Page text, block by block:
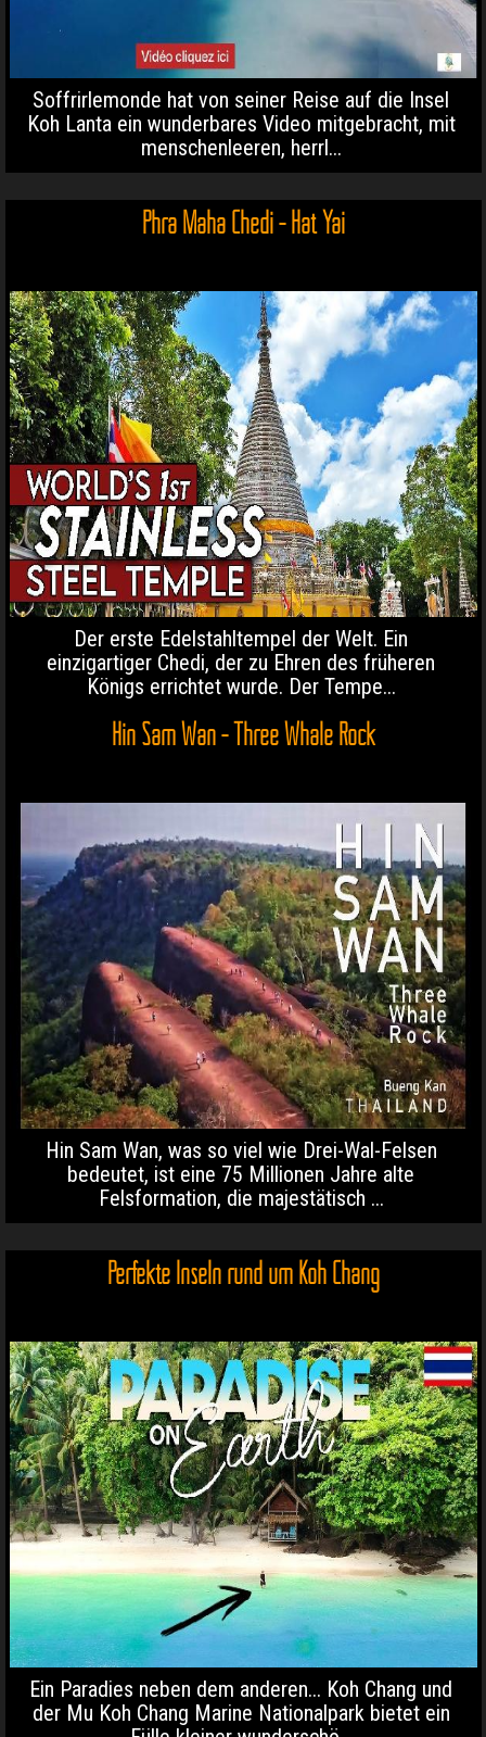
Soffrirlemonde hat von seiner Reise auf die Insel
Koh Lanta ein wunderbares Video mitgebracht, mit
menschenleeren, herrl...
Phra Maha Chedi - Hat Yai
Der erste Edelstahltempel der Welt. Ein
einzigartiger Chedi, der zu Ehren des früheren
Königs errichtet wurde. Der Tempe...
Hin Sam Wan - Three Whale Rock
Hin Sam Wan, was so viel wie Drei-Wal-Felsen
bedeutet, ist eine 75 Millionen Jahre alte
Felsformation, die majestätisch ...
Perfekte Inseln rund um Koh Chang
Ein Paradies neben dem anderen... Koh Chang und
der Mu Koh Chang Marine Nationalpark bietet ein